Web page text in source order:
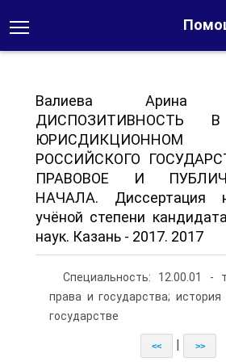
Валиева Арина
ДИСПОЗИТИВНОСТЬ
ЮРИСДИКЦИОННОМ
РОССИЙСКОГО
ПРАВОВОЕ И
НАЧАЛА. Диссертация
учёной степени
наук. Казань - 2017. 2017
Специальность: 12.00.01 -
права и государства;
государстве
<< >>